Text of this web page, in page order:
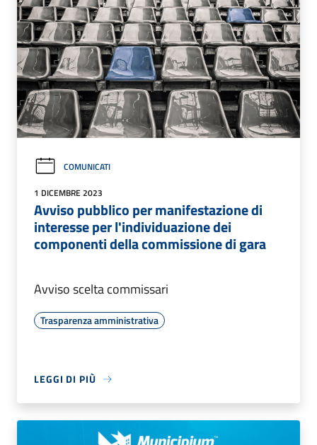
COMUNICATI
1 DICEMBRE 2023
Avviso pubblico per manifestazione di
interesse per l'individuazione dei
componenti della commissione di gara
Avviso scelta commissari
Trasparenza amministrativa
LEGGI DI PIÙ